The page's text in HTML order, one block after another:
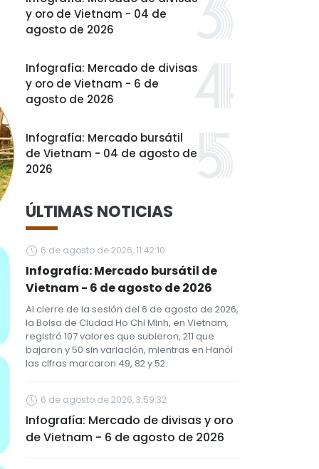
y oro de Vietnam - 04 de
agosto de 2026
Infografía: Mercado de divisas
y oro de Vietnam - 6 de
agosto de 2026
Infografía: Mercado bursátil
de Vietnam - 04 de agosto de
2026
ÚLTIMAS NOTICIAS
6 de agosto de 2026, 11:42:10
Infografía: Mercado bursátil de
Vietnam - 6 de agosto de 2026
Al cierre de la sesión del 6 de agosto de 2026,
la Bolsa de Ciudad Ho Chi Minh, en Vietnam,
registró 107 valores que subieron, 211 que
bajaron y 50 sin variación, mientras en Hanói
las cifras marcaron 49, 82 y 52.
6 de agosto de 2026, 3:59:32
Infografía: Mercado de divisas y oro
de Vietnam - 6 de agosto de 2026